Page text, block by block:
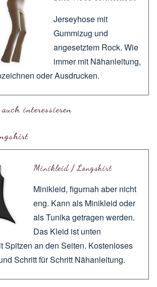
Jerseyhose mit
Gummizug und
angesetztem Rock. Wie
immer mit Nähanleitung,
oderAusdrucken.
interessieren
Minikleid / Longshirt
Minikleid, figurnah aber nicht
eng. Kann als Minikleid oder
als Tunika getragen werden.
Das Kleid ist unten
Spitzen an den Seiten. Kostenloses
Schritt für Schritt Nähanleitung.